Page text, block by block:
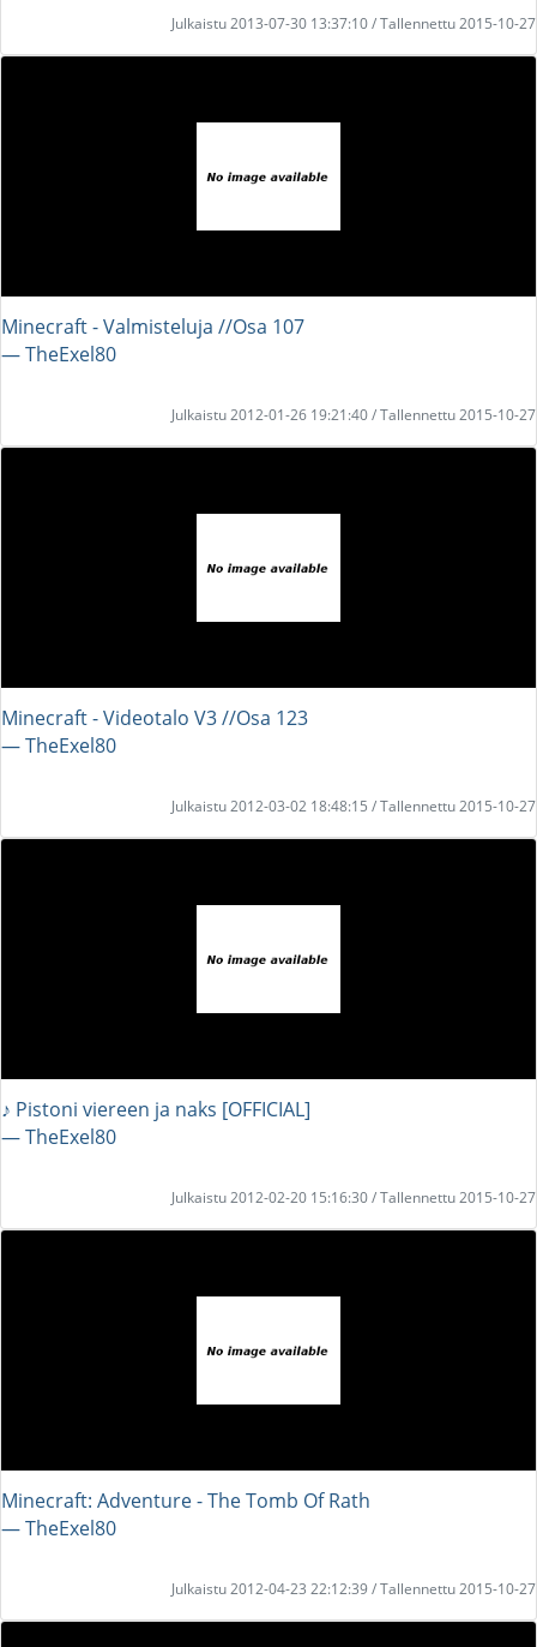
Julkaistu 2013-07-30 13:37:10 / Tallennettu 2015-10-27
Minecraft - Valmisteluja //Osa 107
― TheExel80
Julkaistu 2012-01-26 19:21:40 / Tallennettu 2015-10-27
Minecraft - Videotalo V3 //Osa 123
― TheExel80
Julkaistu 2012-03-02 18:48:15 / Tallennettu 2015-10-27
♪ Pistoni viereen ja naks [OFFICIAL]
― TheExel80
Julkaistu 2012-02-20 15:16:30 / Tallennettu 2015-10-27
Minecraft: Adventure - The Tomb Of Rath
― TheExel80
Julkaistu 2012-04-23 22:12:39 / Tallennettu 2015-10-27